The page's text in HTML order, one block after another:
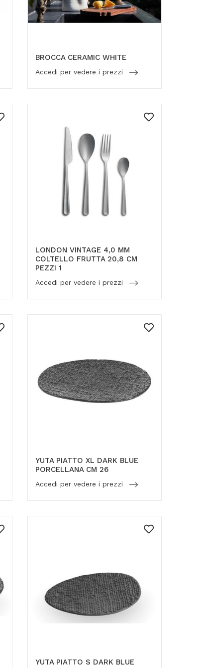
BROCCA CERAMIC WHITE
Accedi per vedere i prezzi
LONDON VINTAGE 4,0 MM
COLTELLO FRUTTA 20,8 CM
PEZZI 1
Accedi per vedere i prezzi
YUTA PIATTO XL DARK BLUE
PORCELLANA CM 26
Accedi per vedere i prezzi
YUTA PIATTO S DARK BLUE